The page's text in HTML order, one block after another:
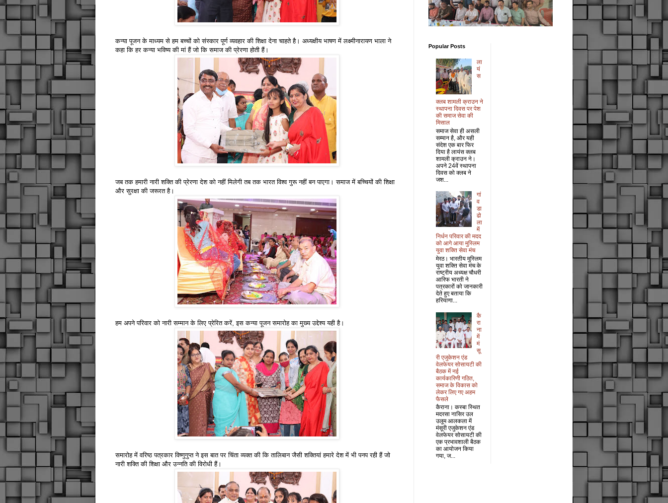
कन्या पूजन के माध्यम से हम बच्चों को संस्कार पूर्ण व्यवहार की शिक्षा देना चाहते है। अध्यक्षीय भाषण में लक्ष्मीनारायण भाला ने
कहा कि हर कन्या भविष्य की मां हैं जो कि समाज की प्रेरणा होती हैं।
जब तक हमारी नारी शक्ति की प्रेरणा देश को नहीं मिलेगी तब तक भारत विश्व गुरू नहीं बन पाएगा। समाज में बच्चियों की शिक्षा
और सुरक्षा की जरूरत है।
हम अपने परिवार को नारी सम्मान के लिए प्रेरित करें, इस कन्या पूजन समारोह का मुख्य उद्देश्य यही है।
समारोह में वरिष्ठ पत्रकार विष्णुगुप्त ने इस बात पर चिंता व्यक्त की कि तालिबान जैसी शक्तियां हमारे देश में भी पनप रही हैं जो
नारी शक्ति की शिक्षा और उन्नति की विरोधी हैं।
Popular Posts
ला
यं
स
क्लब शामली क्राउन ने
स्थापना दिवस पर पेश
की समाज सेवा की
मिसाल
समाज सेवा ही असली
सम्मान है, और यही
संदेश एक बार फिर
दिया है लायंस क्लब
शामली क्राउन ने।
अपने 24वें स्थापना
दिवस को क्लब ने
जश...
गां
व
डा
ढो
ला
में
निर्धन परिवार की मदद
को आगे आया मुस्लिम
युवा शक्ति सेवा मंच
मेरठ। भारतीय मुस्लिम
युवा शक्ति सेवा मंच के
राष्ट्रीय अध्यक्ष चौधरी
आरिफ भारती ने
पत्रकारों को जानकारी
देते हुए बताया कि
हरियाणा...
कै
रा
ना
में
मं
सू
री एजुकेशन एंड
वेलफेयर सोसायटी की
बैठक में नई
कार्यकारिणी गठित,
समाज के विकास को
लेकर लिए गए अहम
फैसले
कैराना। कस्बा स्थित
मदरसा नासिर उल
उलूम आलकला में
मंसूरी एजुकेशन एंड
वेलफेयर सोसायटी की
एक प्रभावशाली बैठक
का आयोजन किया
गया, ज...